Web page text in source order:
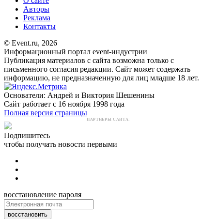
Авторы
Реклама
Контакты
© Event.ru, 2026
Информационный портал event-индустрии
Публикация материалов с сайта возможна только с
письменного согласия редакции. Сайт может содержать
информацию, не предназначенную для лиц младше 18 лет.
Основатели: Андрей и Виктория Шешенины
Сайт работает с 16 ноября 1998 года
Полная версия страницы
ПАРТНЕРЫ САЙТА:
Подпишитесь
чтобы получать новости первыми
восстановление пароля
восстановить